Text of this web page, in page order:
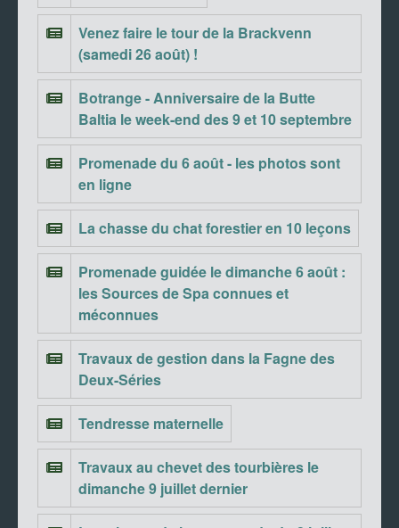
Venez faire le tour de la Brackvenn
(samedi 26 août) !
Botrange - Anniversaire de la Butte
Baltia le week-end des 9 et 10 septembre
Promenade du 6 août - les photos sont
en ligne
La chasse du chat forestier en 10 leçons
Promenade guidée le dimanche 6 août :
les Sources de Spa connues et
méconnues
Travaux de gestion dans la Fagne des
Deux-Séries
Tendresse maternelle
Travaux au chevet des tourbières le
dimanche 9 juillet dernier